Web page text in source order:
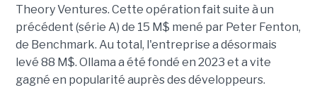
Theory Ventures. Cette opération fait suite à un
précédent (série A) de 15 M$ mené par Peter Fenton,
de Benchmark. Au total, l'entreprise a désormais
levé 88 M$. Ollama a été fondé en 2023 et a vite
gagné en popularité auprès des développeurs.